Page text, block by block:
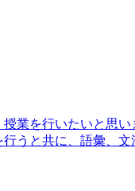
業を行いたいと思い
うと共に、語彙、